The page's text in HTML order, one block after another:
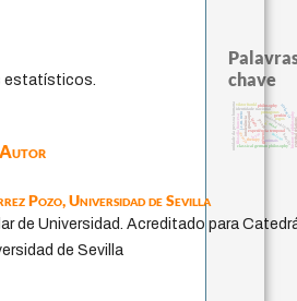
estatísticos.
Pozo,Universidad de Sevilla
de Universidad. Acreditado para
de Sevilla
chave
fundamentalismo
jacobi
protágoras
experiência temporal
género
idade
intolerância history of philosophy
classical german philosophy
identidade nacional
j.c.m. neto
palavra
perdón
leyes
violencia
guayaquil logos
lei
unidade da pessoa humanafilosofia francesadesejo bataille
mind
therapy
philosophy
animais
viktor frankl